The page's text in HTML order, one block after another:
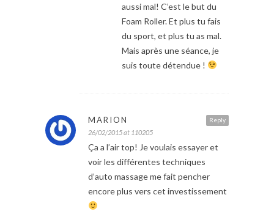
aussi mal! C’est le but du
Foam Roller. Et plus tu fais
du sport, et plus tu as mal.
Mais après une séance, je
suis toute détendue !
Reply
MARION
26/02/2015 at 110205
Ça a l’air top! Je voulais essayer et
voir les différentes techniques
d’auto massage me fait pencher
encore plus vers cet investissement